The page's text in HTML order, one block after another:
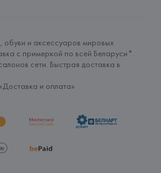
и аксессуаров мировых
с примеркой по всей Беларуси*.
сети. Быстрая доставка в
Доставка и оплата»